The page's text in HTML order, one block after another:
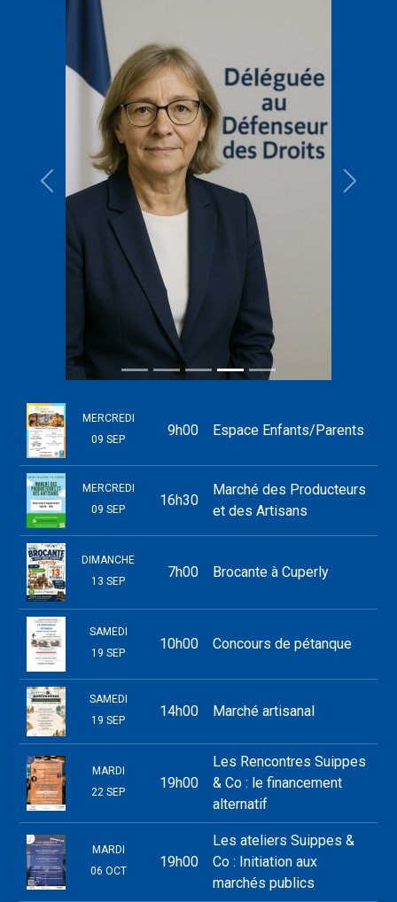
MERCREDI
09 SEP
9h00 Espace Enfants/Parents
MERCREDI
09 SEP
16h30
Marché des Producteurs
et des Artisans
DIMANCHE
13 SEP
7h00 Brocante à Cuperly
SAMEDI
19 SEP
10h00 Concours de pétanque
SAMEDI
19 SEP
14h00 Marché artisanal
MARDI
22 SEP
19h00
Les Rencontres Suippes
& Co : le financement
alternatif
MARDI
06 OCT
19h00
Les ateliers Suippes &
Co : Initiation aux
marchés publics